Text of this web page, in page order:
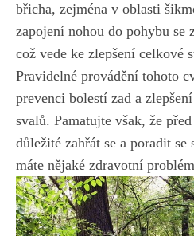
břicha, zejména v oblasti
zapojení⁣ nohou do pohybu se
což vede ke zlepšení celkové
Pravidelné provádění tohoto
prevenci ⁤bolestí zad⁢ a
svalů. Pamatujte však, že
‌důležité zahřát ⁢se⁣ a⁢ poradit
máte nějaké zdravotní